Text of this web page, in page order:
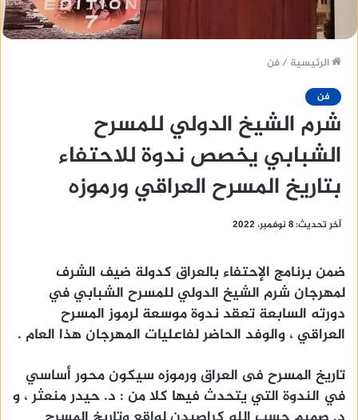
الرئيسية /فن
فن
شرم الشيخ الدولي للمسرح
الشبابي يخصص ندوة للاحتفاء
بتاريخ المسرح العراقي ورموزه
آخر تحديث: 8 نوفمبر، 2022
ضمن برنامج الإحتفاء بالعراق كدولة ضيف الشرف
لمهرجان شرم الشيخ الدولي للمسرح الشبابي في
دورته السابعة تعقد ندوة موسعة لرموز المسرح
العراقي ، والوفد الحاضر لفاعليات المهرجان هذا العام .
تاريخ المسرح فى العراق ورموزه سيكون محور أساسي
في الندوة التي يتحدث فيها كلا من : د. حيدر منعثر ، و